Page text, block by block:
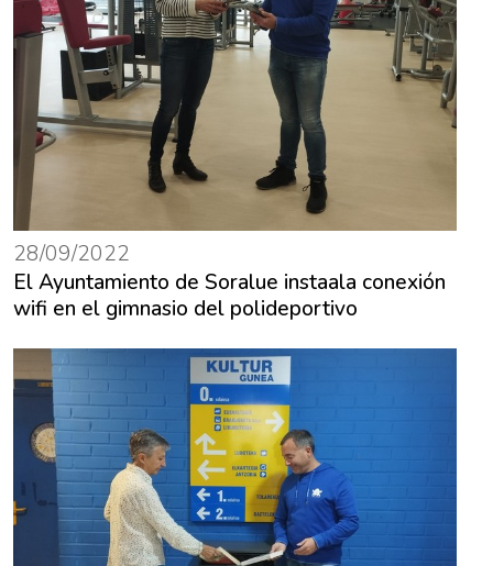
28/09/2022
El Ayuntamiento de Soralue instaala conexión
wifi en el gimnasio del polideportivo